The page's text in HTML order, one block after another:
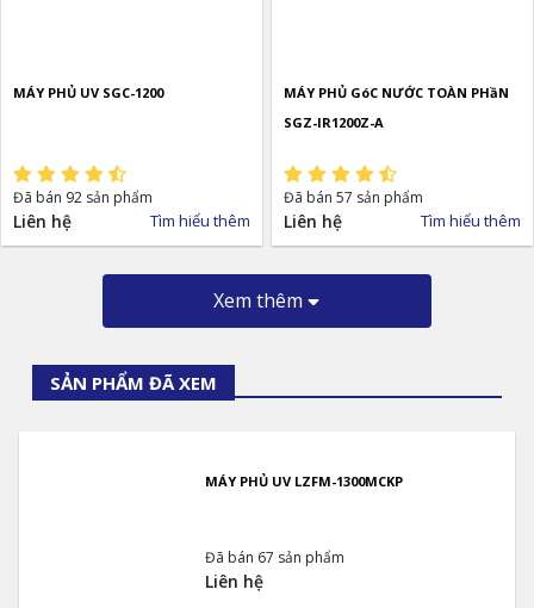
MÁY PHỦ UV SGC-1200
Đã bán 92 sản phẩm
Liên hệ Tìm hiểu thêm
MÁY PHỦ GóC NƯỚC TOÀN PHầN
SGZ-IR1200Z-A
Đã bán 57 sản phẩm
Liên hệ Tìm hiểu thêm
Xem thêm
SẢN PHẨM ĐÃ XEM
MÁY PHỦ UV LZFM-1300MCKP
Đã bán 67 sản phẩm
Liên hệ